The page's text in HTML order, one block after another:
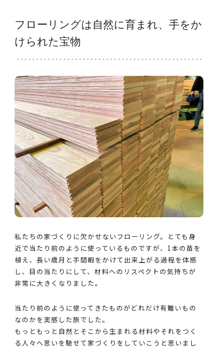
フローリングは自然に育まれ、手をか
けられた宝物
私たちの家づくりに欠かせないフローリング。とても身
近で当たり前のように使っているものですが、1本の苗を
植え、長い歳月と手間暇をかけて出来上がる過程を体感
し、目の当たりにして、材料へのリスペクトの気持ちが
非常に大きくなりました。
当たり前のように使ってきたものがどれだけ有難いもの
なのかを実感した旅でした。
もっともっと自然とそこから生まれる材料やそれをつく
る人々へ思いを馳せて家づくりをしていこうと思いまし